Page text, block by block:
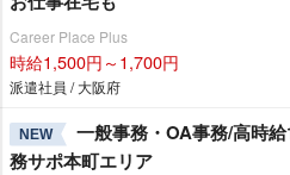
Career Place Plus
時給1,500円～1,700円
派遣社員 / 大阪府
NEW
一般事務・OA事務/高時
務サポ本町エリア